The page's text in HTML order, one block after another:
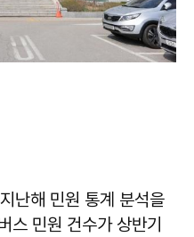
난해 민원 통계 분석을
스 민원 건수가 상반기